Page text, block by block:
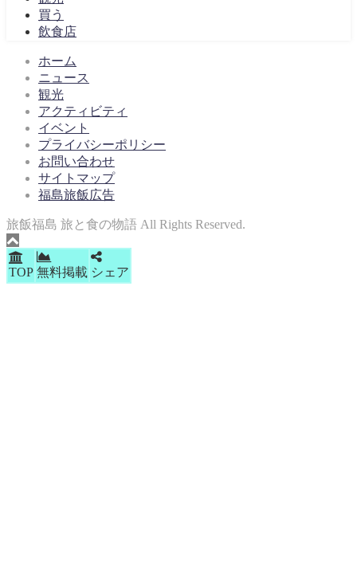
買う
飲食店
ホーム
ニュース
観光
アクティビティ
イベント
プライバシーポリシー
お問い合わせ
サイトマップ
福島旅飯広告
旅飯福島 旅と食の物語 All Rights Reserved.
TOP 無料掲載 シェア